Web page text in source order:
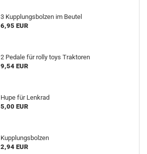
3 Kupplungsbolzen im Beutel
6,95 EUR
2 Pedale für rolly toys Traktoren
9,54 EUR
Hupe für Lenkrad
5,00 EUR
Kupplungsbolzen
2,94 EUR